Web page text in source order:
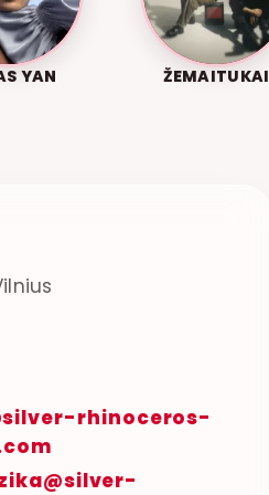
YAN ŽEMAITUKAI
rhinoceros-